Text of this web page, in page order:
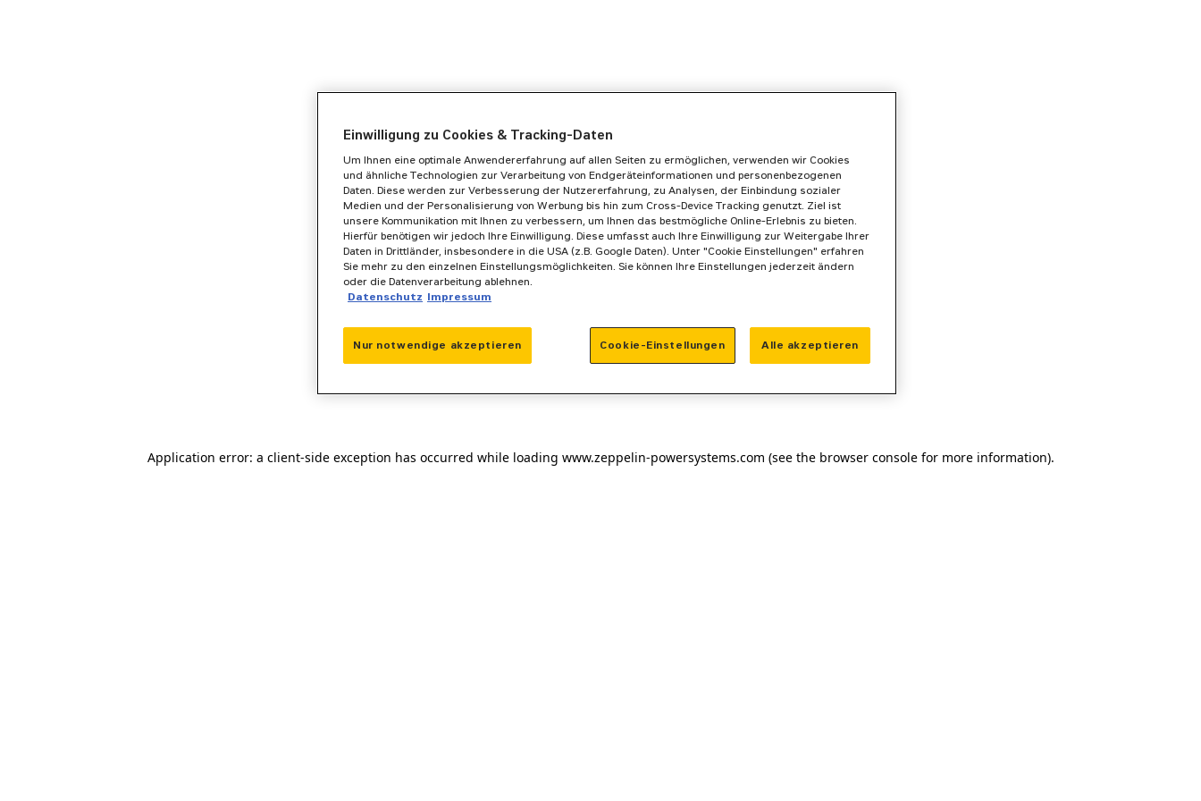
Application error: a client-side exception has occurred while loading www.zeppelin-powersystems.com (see the browser consolefor more information).
Einwilligung zu Cookies & Tracking-Daten
Um Ihnen eine optimale Anwendererfahrung auf allen Seiten zu ermöglichen, verwenden wir Cookies
und ähnliche Technologien zur Verarbeitung von Endgeräteinformationen und personenbezogenen
Daten. Diese werden zur Verbesserung der Nutzererfahrung, zu Analysen, der Einbindung sozialer
Medien und der Personalisierung von Werbung bis hin zum Cross-Device Tracking genutzt. Ziel ist
unsere Kommunikation mit Ihnen zu verbessern, um Ihnen das bestmögliche Online-Erlebnis zu bieten.
Hierfür benötigen wir jedoch Ihre Einwilligung. Diese umfasst auch Ihre Einwilligung zur Weitergabe Ihrer
Daten in Drittländer, insbesondere in die USA (z.B. Google Daten). Unter "Cookie Einstellungen" erfahren
Sie mehr zu den einzelnen Einstellungsmöglichkeiten. Sie können Ihre Einstellungen jederzeit ändern
oder die Datenverarbeitung ablehnen.
Datenschutz Impressum
Nur notwendige akzeptieren Alle akzeptieren
Cookie-Einstellungen